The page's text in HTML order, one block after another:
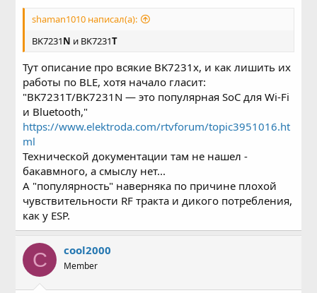
shaman1010 написал(а):
BK7231N и BK7231T
Тут описание про всякие BK7231x, и как лишить их
работы по BLE, хотя начало гласит:
"BK7231T/BK7231N — это популярная SoC для Wi-Fi
и Bluetooth,"
https://www.elektroda.com/rtvforum/topic3951016.ht
ml
Технической документации там не нашел -
бакавмного, а смыслу нет...
А "популярность" наверняка по причине плохой
чувствительности RF тракта и дикого потребления,
как у ESP.
C cool2000
Member